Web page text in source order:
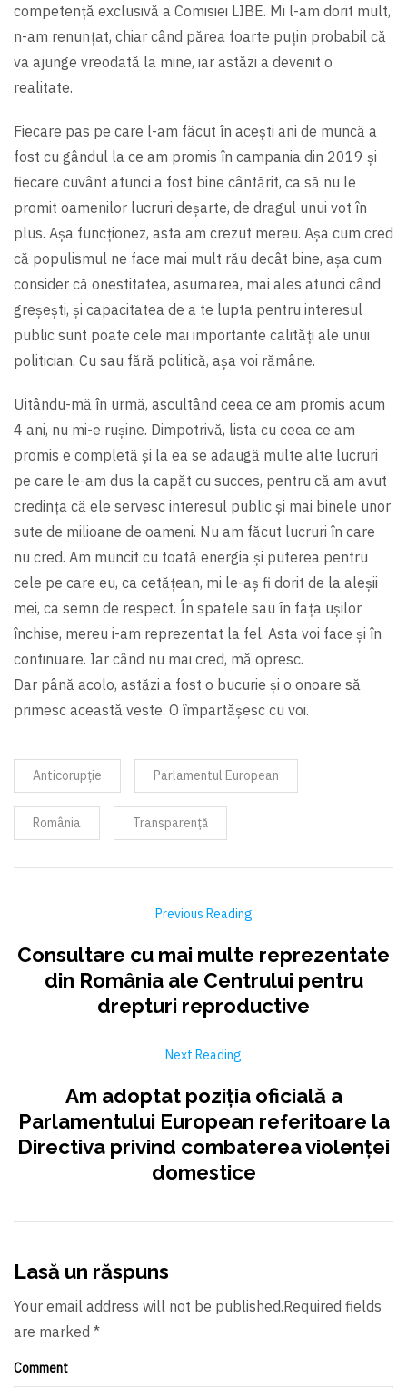
competență exclusivă a Comisiei LIBE. Mi l-am dorit mult,
n-am renunțat, chiar când părea foarte puțin probabil că
va ajunge vreodată la mine, iar astăzi a devenit o
realitate.
Fiecare pas pe care l-am făcut în aceşti ani de muncă a
fost cu gândul la ce am promis în campania din 2019 şi
fiecare cuvânt atunci a fost bine cântărit, ca să nu le
promit oamenilor lucruri deşarte, de dragul unui vot în
plus. Aşa funcţionez, asta am crezut mereu. Aşa cum cred
că populismul ne face mai mult rău decât bine, aşa cum
consider că onestitatea, asumarea, mai ales atunci când
greşeşti, şi capacitatea de a te lupta pentru interesul
public sunt poate cele mai importante calități ale unui
politician. Cu sau fără politică, aşa voi rămâne.
Uitându-mă în urmă, ascultând ceea ce am promis acum
4 ani, nu mi-e ruşine. Dimpotrivă, lista cu ceea ce am
promis e completă şi la ea se adaugă multe alte lucruri
pe care le-am dus la capăt cu succes, pentru că am avut
credința că ele servesc interesul public şi mai binele unor
sute de milioane de oameni. Nu am făcut lucruri în care
nu cred. Am muncit cu toată energia şi puterea pentru
cele pe care eu, ca cetățean, mi le-aş fi dorit de la aleşii
mei, ca semn de respect. În spatele sau în fața uşilor
închise, mereu i-am reprezentat la fel. Asta voi face şi în
continuare. Iar când nu mai cred, mă opresc.
Dar până acolo, astăzi a fost o bucurie şi o onoare să
primesc această veste. O împartăşesc cu voi.
Anticorupție Parlamentul European
România Transparență
Previous Reading
Consultare cu mai multe reprezentate
din România ale Centrului pentru
drepturi reproductive
Next Reading
Am adoptat poziția oficială a
Parlamentului European referitoare la
Directiva privind combaterea violenței
domestice
Lasă un răspuns
Your email address will not be published.Required fields
are marked *
Comment